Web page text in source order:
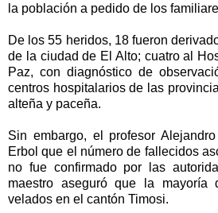
la población a pedido de los
De los 55 heridos, 18 fueron
de la ciudad de El Alto; cuatro al
Paz, con diagnóstico de
centros hospitalarios de las
alteña y paceña.
Sin embargo, el profesor
Erbol que el número de fallecidos
no fue confirmado por las
maestro aseguró que la mayoría
velados en el cantón Timosi.